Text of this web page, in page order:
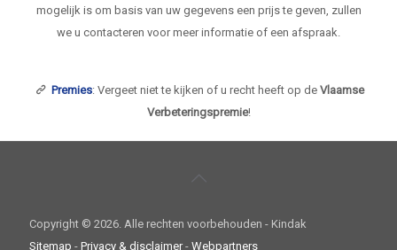
mogelijk is om basis van uw gegevens een prijs te geven, zullen
we u contacteren voor meer informatie of een afspraak.
Premies: Vergeet niet te kijken of u recht heeft op deVlaamse
Verbeteringspremie!
Copyright © 2026. Alle rechten voorbehouden - Kindak
Sitemap - Privacy & disclaimer- Webpartners